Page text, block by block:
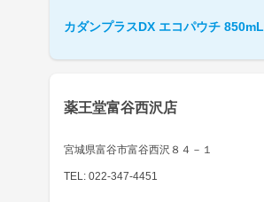
カダンプラスDX エコパウチ 850mL
薬王堂富谷西沢店
宮城県富谷市富谷西沢８４－１
TEL: 022-347-4451